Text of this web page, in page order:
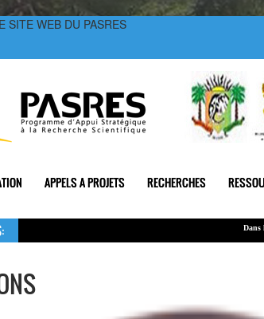
SITE WEB DU PASRES
APPELS A PROJETS RECHERCHES
Dans le cadre de
Le montant